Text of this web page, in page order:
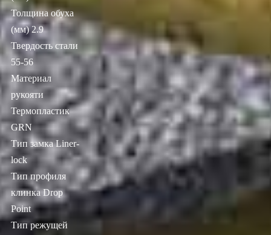
Толщина обуха
(мм) 2.9
Твердость стали
55-56
Материал
рукояти
Термопластик
GRN
Тип замка Liner-
lock
Тип профиля
клинка Drop
Point
Тип режущей